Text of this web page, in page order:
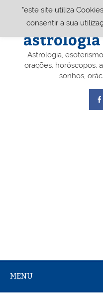
Portal
astrologia
Astrologia,
orações, horóscopos,
sonhos,
MENU
"este site utiliza
consentir a sua